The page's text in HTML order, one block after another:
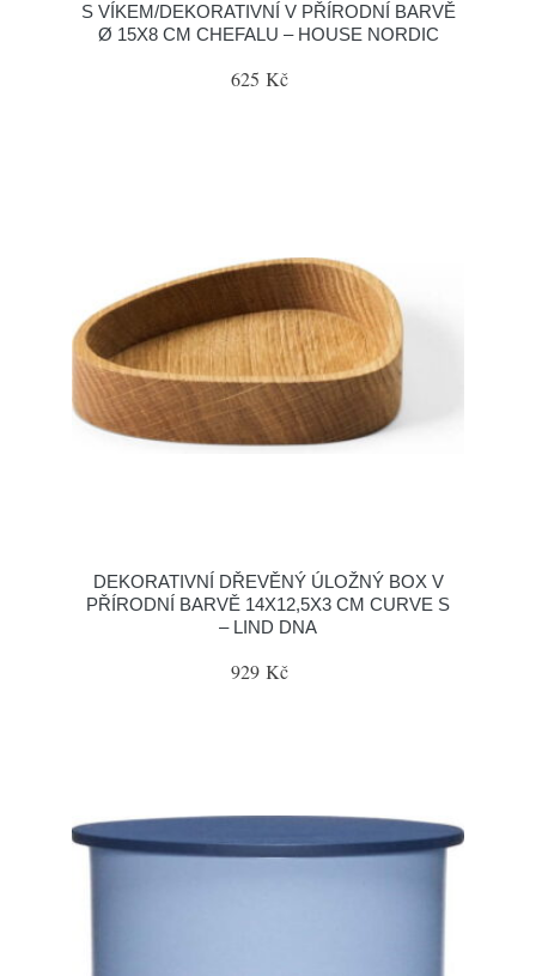
S VÍKEM/DEKORATIVNÍ V PŘÍRODNÍ BARVĚ
Ø 15X8 CM CHEFALU – HOUSE NORDIC
625 Kč
DEKORATIVNÍ DŘEVĚNÝ ÚLOŽNÝ BOX V
PŘÍRODNÍ BARVĚ 14X12,5X3 CM CURVE S
– LIND DNA
929 Kč